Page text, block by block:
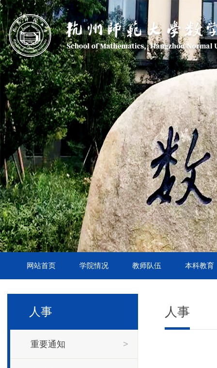
网站首页 学院情况 教师队伍 本科教育
人事
重要通知 >
人事